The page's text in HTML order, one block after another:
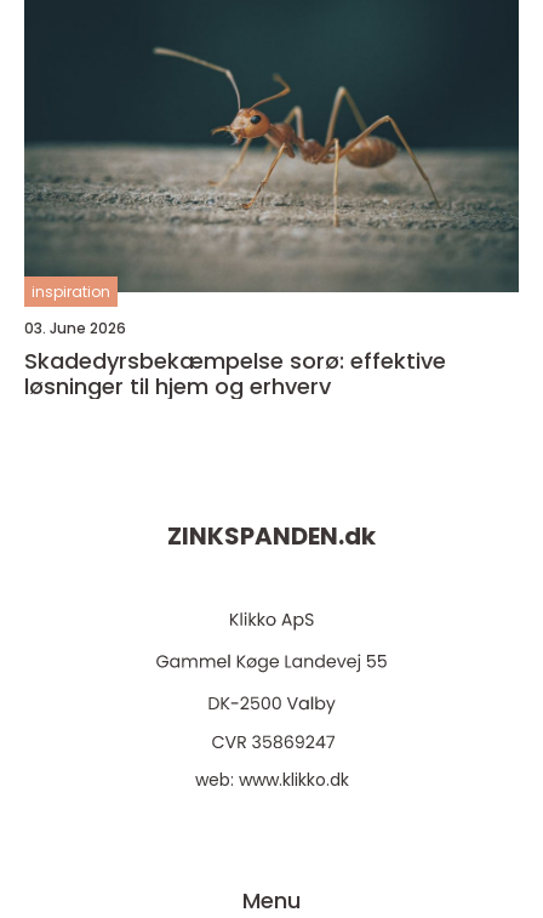
inspiration
03. June 2026
Skadedyrsbekæmpelse sorø: effektive
løsninger til hjem og erhverv
ZINKSPANDEN.dk
web: www.klikko.dk
Menu